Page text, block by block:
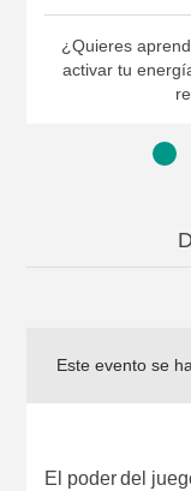
¿Quieres
activar tu
Este evento se
El poder del